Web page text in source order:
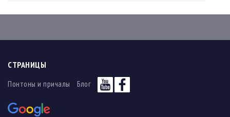
СТРАНИЦЫ
Понтоны и причалы Блог